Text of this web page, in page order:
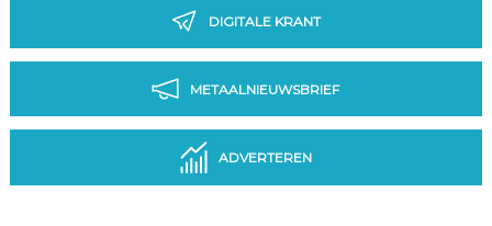
DIGITALE KRANT
METAALNIEUWSBRIEF
ADVERTEREN